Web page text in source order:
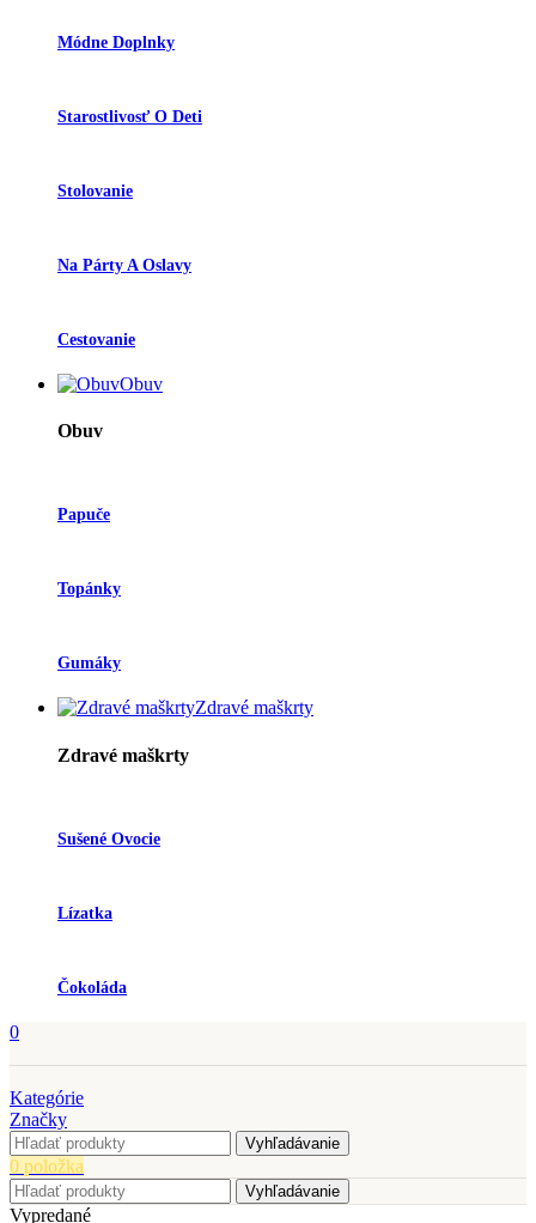
Módne Doplnky
Starostlivosť O Deti
Stolovanie
Na Párty A Oslavy
Cestovanie
Obuv
Obuv
Papuče
Topánky
Gumáky
Zdravé maškrty
Zdravé maškrty
Sušené Ovocie
Lízatka
Čokoláda
0
Kategórie
Značky
Vyhľadávanie
0 položka
Vyhľadávanie
Vypredané